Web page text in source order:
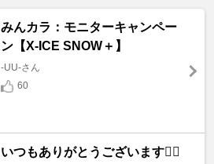
みんカラ：モニターキャンペー
ン【X-ICE SNOW＋】
-UU-さん
60
いつもありがとうございます🙇‍♂️